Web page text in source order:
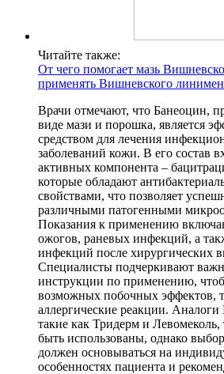
Читайте также:
От чего помогает мазь
применять Вишневского
Врачи отмечают, что Банеоцин,
виде мази и порошка, является
средством для лечения
заболеваний кожи. В его состав
активных компонента –
которые обладают
свойствами, что позволяет
различными патогенными
Показания к применению
ожогов, раневых инфекций, а
инфекций после хирургических
Специалисты подчеркивают
инструкции по применению,
возможных побочных эффектов,
аллергические реакции. Аналоги
такие как Тридерм и Левомеколь,
быть использованы, однако
должен основываться на
особенностях пациента и